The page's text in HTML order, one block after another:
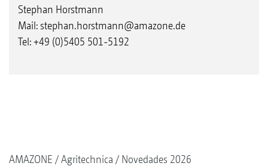
Stephan Horstmann
Mail: stephan.horstmann@amazone.de
Tel: +49 (0)5405 501-5192
AMAZONE Agritechnica Novedades 2026